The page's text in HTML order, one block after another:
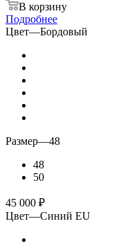
В корзину
Подробнее
Цвет—Бордовый
Размер—48
48
50
45 000 ₽
Цвет—Синий EU